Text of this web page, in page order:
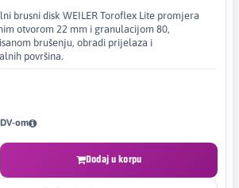
brusni disk WEILER Toroflex Lite promjera
otvorom 22 mm i granulacijom 80,
brušenju, obradi prijelaza i
površina.
om
Dodaj u korpu